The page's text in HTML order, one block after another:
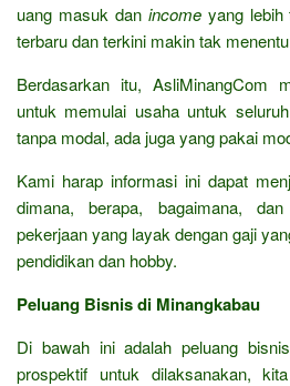
uang masuk dan incomeyang lebih
terbaru dan terkini makin tak
Berdasarkan itu, AsliMinangCom
untuk memulai usaha untuk
tanpa modal, ada juga yang pakai
Kami harap informasi ini dapat
dimana, berapa, bagaimana,
pekerjaan yang layak dengan gaji
pendidikan dan hobby.
Peluang Bisnis di Minangkabau
Di bawah ini adalah peluang
prospektif untuk dilaksanakan,